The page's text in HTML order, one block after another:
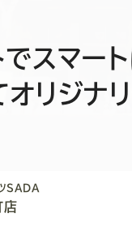
スマート
リジナ
SADA
店